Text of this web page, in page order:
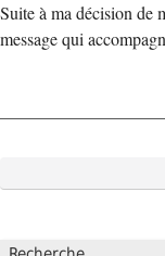
Suite à ma décision de
message qui